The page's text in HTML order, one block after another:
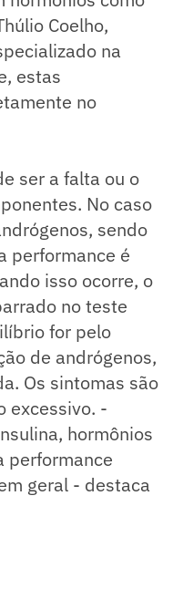
Coelho,
na
estas
no
ser a falta ou o
No caso
sendo
performance é
isso ocorre, o
no teste
for pelo
de andrógenos,
Os sintomas são
excessivo. -
hormônios
performance
geral - destaca